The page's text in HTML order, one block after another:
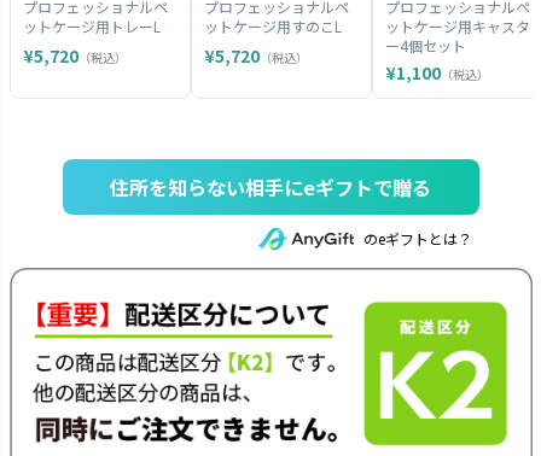
プロフェッショナルペ
ットケージ用トレーL
¥5,720（税込）
プロフェッショナルペ
ットケージ用すのこL
¥5,720（税込）
プロフェッショナルペ
ットケージ用キャスタ
ー4個セット
¥1,100（税込）
住所を知らない相手にeギフトで贈る
のeギフトとは？